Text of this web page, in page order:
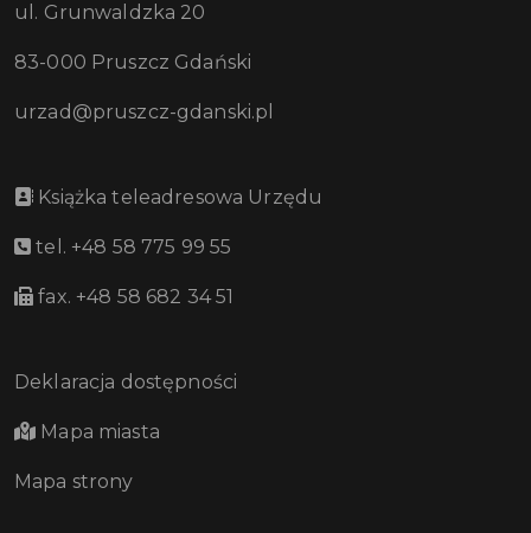
ul. Grunwaldzka 20
83-000 Pruszcz Gdański
urzad@pruszcz-gdanski.pl
Książka teleadresowa Urzędu
tel. +48 58 775 99 55
fax. +48 58 682 34 51
Deklaracja dostępności
Mapa miasta
Mapa strony